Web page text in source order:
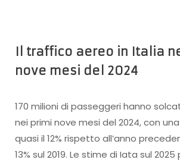
Il traffico aereo in Italia
nove mesi del 2024
170 milioni di passeggeri hanno
nei primi nove mesi del 2024, con
quasi il 12% rispetto all’anno
13% sul 2019. Le stime di Iata sul